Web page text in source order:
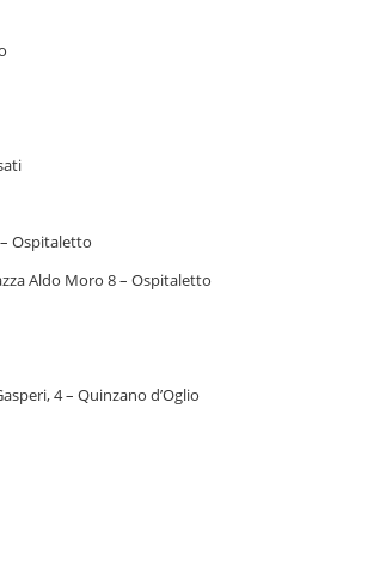
Ospitaletto
Aldo Moro 8 – Ospitaletto
4 – Quinzano d’Oglio